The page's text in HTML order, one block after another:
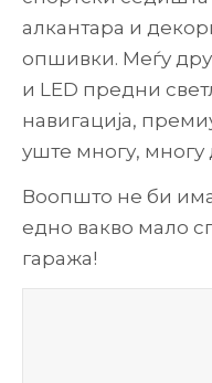
алкантара и
опшивки. Меѓу
и LED предни
навигација,
уште многу, многу
Воопшто не би
едно вакво мало
гаража!